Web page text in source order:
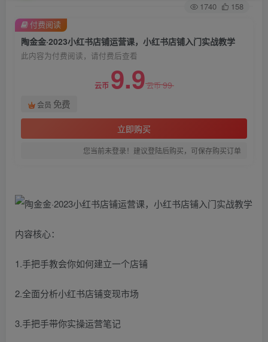
1740 158
陶金金·2023小红书店铺运营课，小红书店铺入门实战教学
此内容为付费阅读，请付费后查看
云币 9.9云币99
会员 免费
立即购买
您当前未登录！建议登陆后购买，可保存购买订单
付费阅读
内容核心：
1.手把手教会你如何建立一个店铺
2.全面分析小红书店铺变现市场
3.手把手带你实操运营笔记